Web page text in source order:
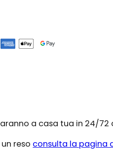
a casa tua in 24/72
reso consulta la pagina